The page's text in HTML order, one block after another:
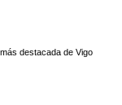
destacada de Vigo